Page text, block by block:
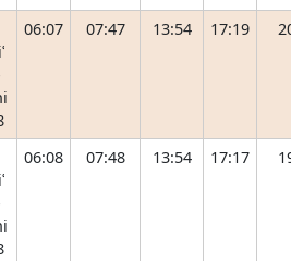
06:07 07:47 13:54 17:19
06:08 07:48 13:54 17:17